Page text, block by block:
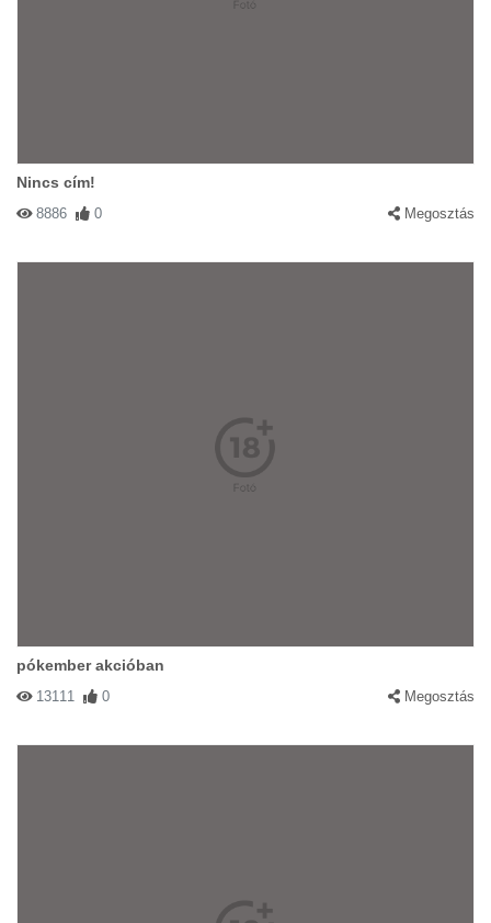
Nincs cím!
8886 0 Megosztás
pókember akcióban
13111 0 Megosztás